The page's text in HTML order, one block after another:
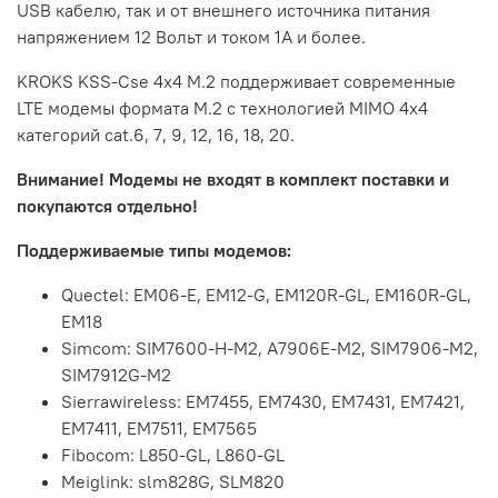
USB кабелю, так и от внешнего источника питания
напряжением 12 Вольт и током 1А и более.
KROKS KSS-Cse 4x4 M.2 поддерживает современные
LTE модемы формата M.2 с технологией MIMO 4x4
категорий cat.6, 7, 9, 12, 16, 18, 20.
Внимание! Модемы не входят в комплект поставки и
покупаются отдельно!
Поддерживаемые типы модемов:
Quectel: EM06-E, EM12-G, EM120R-GL, EM160R-GL,
EM18
Simcom: SIM7600-H-M2, A7906E-M2, SIM7906-M2,
SIM7912G-M2
Sierrawireless: EM7455, EM7430, EM7431, EM7421,
EM7411, EM7511, EM7565
Fibocom: L850-GL, L860-GL
Meiglink: slm828G, SLM820